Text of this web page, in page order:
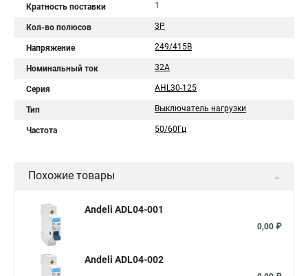
Кратность поставки 1
Кол-во полюсов 3P
Напряжение 249/415В
Номинальный ток 32A
Серия AHL30-125
Тип Выключатель нагрузки
Частота 50/60Гц
Похожие товары
Andeli ADL04-001
0,00 ₽
Andeli ADL04-002